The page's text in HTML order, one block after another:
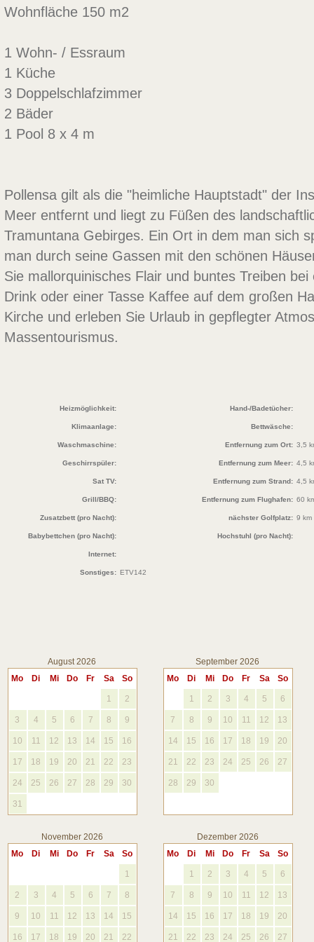
Wohnfläche 150 m2
1 Wohn- / Essraum
1 Küche
3 Doppelschlafzimmer
2 Bäder
1 Pool 8 x 4 m
Pollensa gilt als die "heimliche Hauptstadt" der
Meer entfernt und liegt zu Füßen des
Tramuntana Gebirges. Ein Ort in dem man sich
man durch seine Gassen mit den schönen
Sie mallorquinisches Flair und buntes Treiben
Drink oder einer Tasse Kaffee auf dem großen
Kirche und erleben Sie Urlaub in gepflegter
Massentourismus.
Heizmöglichkeit: Hand-/Badetücher:
Klimaanlage: Bettwäsche:
Waschmaschine: Entfernung zum Ort: 3,5
Geschirrspüler: Entfernung zum Meer: 4,5
Sat TV: Entfernung zum Strand: 4,5
Grill/BBQ: Entfernung zum Flughafen: 60
Zusatzbett (pro Nacht): nächster Golfplatz: 9 km
Babybettchen (pro Nacht): Hochstuhl (pro Nacht):
Internet:
Sonstiges: ETV142
August 2026
Mo
Di Mi Do Fr Sa So
1 2
3 4 5 6 7 8 9
10 11 12 13 14 15 16
17 18 19 20 21 22 23
24 25 26 27 28 29 30
31
September 2026
Mo
Di Mi Do Fr Sa So
1 2 3 4 5 6
7 8 9 10 11 12 13
14 15 16 17 18 19 20
21 22 23 24 25 26 27
28 29 30
November 2026
Mo
Di Mi Do Fr Sa So
1
2 3 4 5 6 7 8
9 10 11 12 13 14 15
16 17 18 19 20 21 22
Dezember 2026
Mo
Di Mi Do Fr Sa So
1 2 3 4 5 6
7 8 9 10 11 12 13
14 15 16 17 18 19 20
21 22 23 24 25 26 27